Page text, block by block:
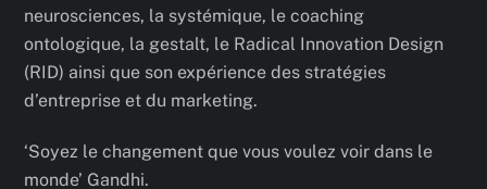
neurosciences, la systémique, le coaching
ontologique, la gestalt, le Radical Innovation Design
(RID) ainsi que son expérience des stratégies
d’entreprise et du marketing.
‘Soyez le changement que vous voulez voir dans le
monde’ Gandhi.